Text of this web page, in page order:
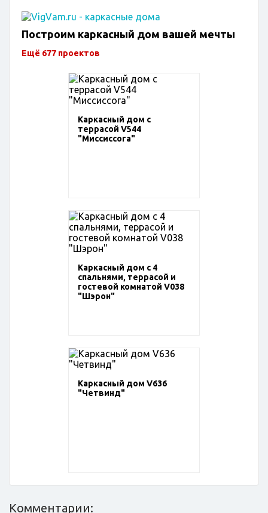
Построим каркасный дом вашей мечты
Ещё 677 проектов
Каркасный дом с
террасой V544
"Миссиссога"
Каркасный дом с 4
спальнями, террасой и
гостевой комнатой V038
"Шэрон"
Каркасный дом V636
"Четвинд"
Комментарии: